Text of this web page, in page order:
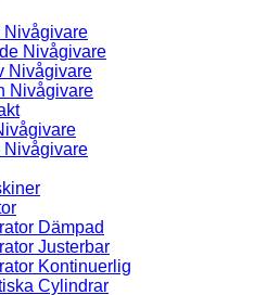
Nivågivare
Nivågivare
Nivågivare
Nivågivare
Nivågivare
Dämpad
Justerbar
Kontinuerlig
Cylindrar